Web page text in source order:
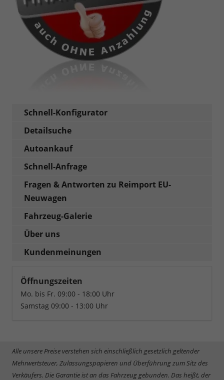
Schnell-Konfigurator
Detailsuche
Autoankauf
Schnell-Anfrage
Fragen & Antworten zu Reimport EU-
Neuwagen
Fahrzeug-Galerie
Über uns
Kundenmeinungen
Öffnungszeiten
Mo. bis Fr. 09:00 - 18:00 Uhr
Samstag 09:00 - 13:00 Uhr
Alle unsere Preise verstehen sich einschließlich gesetzlich geltender
Mehrwertsteuer, Zulassungspapieren und Überführung zum Sitz des
Verkäufers. Die Garantie ist an das Fahrzeug gebunden. Das heißt, der